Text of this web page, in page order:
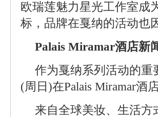
欧瑞莲魅力星光工作室成
标，品牌在戛纳的活动也
Palais Miramar酒店新
作为戛纳系列活动的重
(周日)在Palais Miramar酒
来自全球美妆、生活